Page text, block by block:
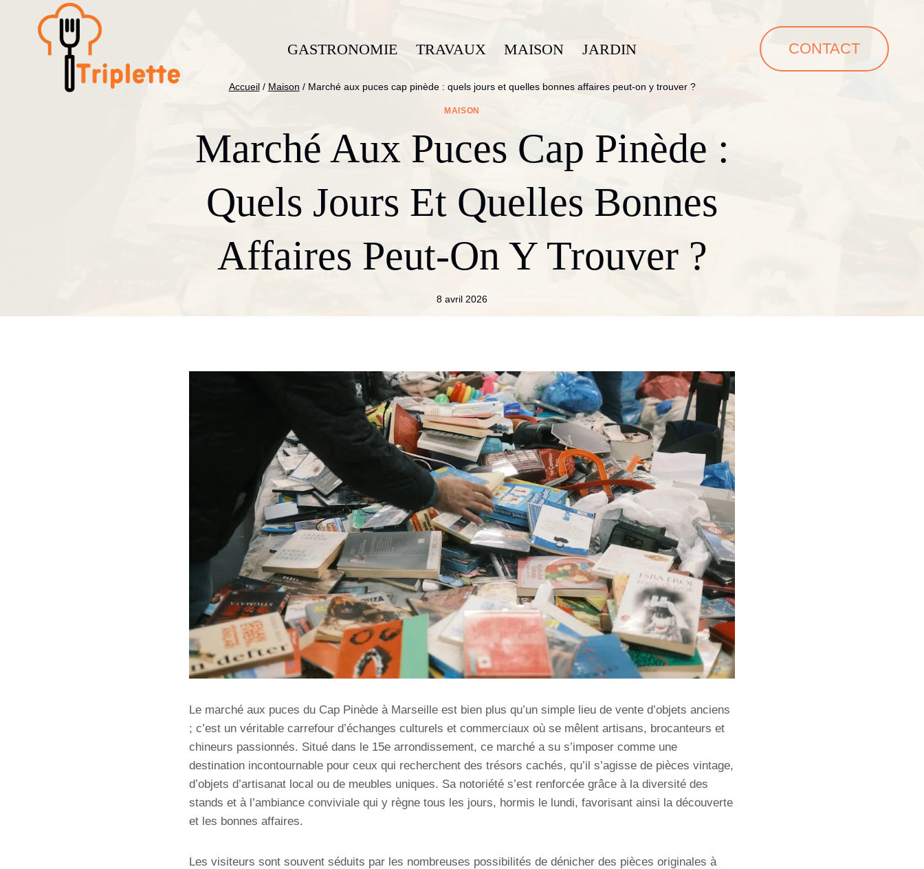
GASTRONOMIE TRAVAUX MAISON JARDIN CONTACT
Accueil / Maison / Marché aux puces cap pinède : quels jours et quelles bonnes affaires peut-on y trouver ?
MAISON
Marché Aux Puces Cap Pinède :
Quels Jours Et Quelles Bonnes
Affaires Peut-On Y Trouver ?
8 avril 2026
Le marché aux puces du Cap Pinède à Marseille est bien plus qu’un simple lieu de vente d’objets anciens
; c’est un véritable carrefour d’échanges culturels et commerciaux où se mêlent artisans, brocanteurs et
chineurs passionnés. Situé dans le 15e arrondissement, ce marché a su s’imposer comme une
destination incontournable pour ceux qui recherchent des trésors cachés, qu’il s’agisse de pièces vintage,
d’objets d’artisanat local ou de meubles uniques. Sa notoriété s’est renforcée grâce à la diversité des
stands et à l’ambiance conviviale qui y règne tous les jours, hormis le lundi, favorisant ainsi la découverte
et les bonnes affaires.
Les visiteurs sont souvent séduits par les nombreuses possibilités de dénicher des pièces originales à